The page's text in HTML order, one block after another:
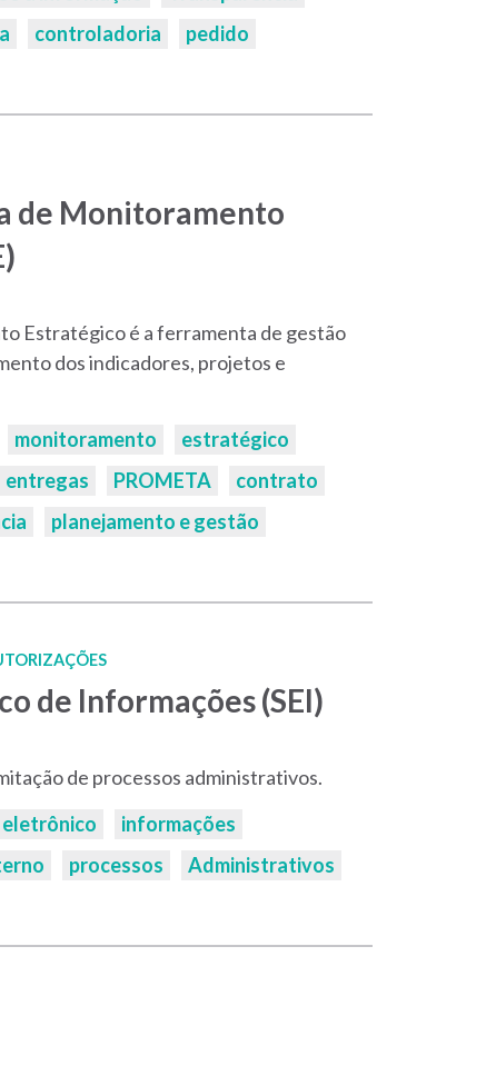
controladoria pedido
de Monitoramento
Estratégico é a ferramenta de gestão
dos indicadores, projetos e
monitoramento
estratégico
entregas PROMETA
contrato
planejamento e gestão
de Informações (SEI)
de processos administrativos.
eletrônico
informações
processos Administrativos